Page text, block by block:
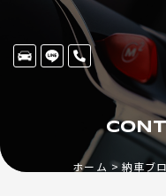
ホーム 納車ブ